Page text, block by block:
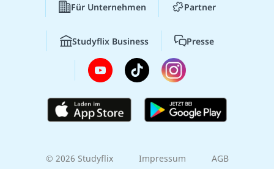
Für Unternehmen Partner
Studyflix Business Presse
© 2026 Studyflix Impressum AGB